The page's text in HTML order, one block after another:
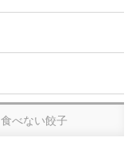
食べない餃子